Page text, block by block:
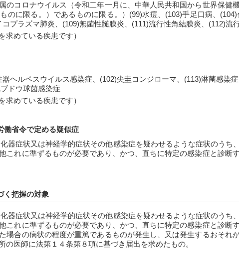
のコロナウイルス（令和二年一月に、中華人民共和国から世界保健
のに限る。）であるものに限る。）(99)水痘、(103)手足口病、
プラズマ肺炎、(109)無菌性髄膜炎、(111)流行性角結膜炎、(112)流
求めている疾患です）
ヘルペスウイルス感染症、(102)尖圭コンジローマ、(113)淋菌感染
ドウ球菌感染症
求めている疾患です）
働省令で定める疑似症
器症状又は神経学的症状その他感染症を疑わせるような症状のうち
これに準ずるものが必要であり、かつ、直ちに特定の感染症と診断
く把握の対象
器症状又は神経学的症状その他感染症を疑わせるような症状のうち
これに準ずるものが必要であり、かつ、直ちに特定の感染症と診断
場合の病状の程度が重篤であるものが発生し、又は発生するおそれ
の医師に法第１４条第８項に基づき届出を求めたもの。